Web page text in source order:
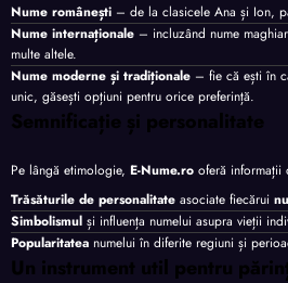
Nume românești – de la clasicele Ana și Ion,
Nume internaționale – incluzând nume
multe altele.
Nume moderne și tradiționale – fie că ești în
unic, găsești opțiuni pentru orice preferință.
Semnificație și personalitate
Pe lângă etimologie, E-Nume.ro oferă informații
Trăsăturile de personalitate asociate fiecărui
Simbolismul și influența numelui asupra vieții
Popularitatea numelui în diferite regiuni și
Un instrument util pentru